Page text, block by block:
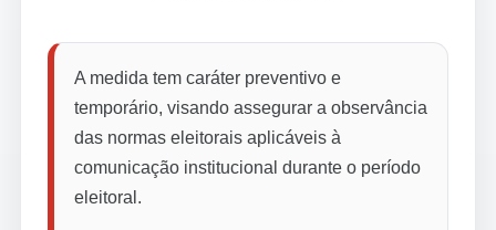
A medida tem caráter preventivo e
temporário, visando assegurar a observância
das normas eleitorais aplicáveis à
comunicação institucional durante o período
eleitoral.